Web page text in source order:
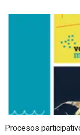
Procesos